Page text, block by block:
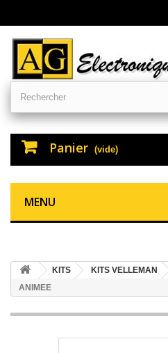
Panier (vide)
MENU
KITS KITS VELLEMAN
ANIMEE